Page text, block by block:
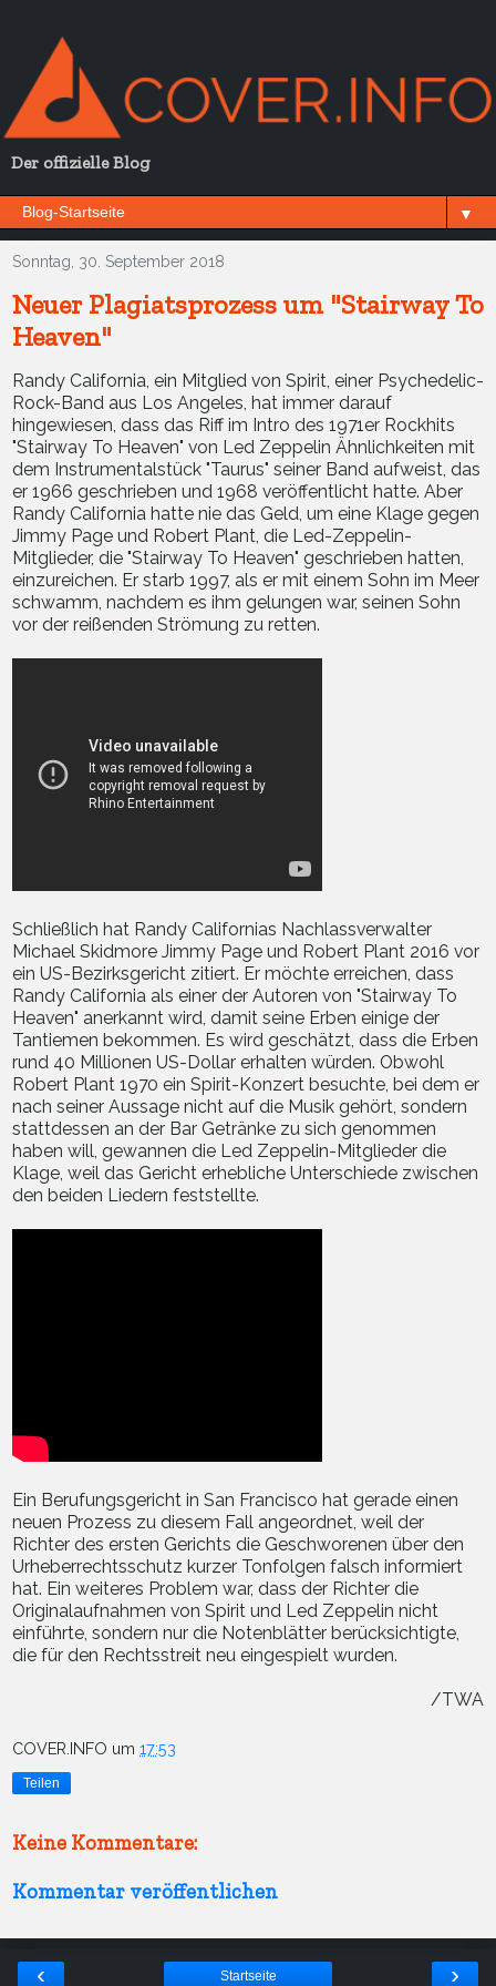
Der offizielle Blog
▼
Sonntag, 30. September 2018
Neuer Plagiatsprozess um "Stairway To
Heaven"
Randy California, ein Mitglied von Spirit, einer Psychedelic-
Rock-Band aus Los Angeles, hat immer darauf
hingewiesen, dass das Riff im Intro des 1971er Rockhits
"Stairway To Heaven" von Led Zeppelin Ähnlichkeiten mit
dem Instrumentalstück "Taurus" seiner Band aufweist, das
er 1966 geschrieben und 1968 veröffentlicht hatte. Aber
Randy California hatte nie das Geld, um eine Klage gegen
Jimmy Page und Robert Plant, die Led-Zeppelin-
Mitglieder, die "Stairway To Heaven" geschrieben hatten,
einzureichen. Er starb 1997, als er mit einem Sohn im Meer
schwamm, nachdem es ihm gelungen war, seinen Sohn
vor der reißenden Strömung zu retten.
Schließlich hat Randy Californias Nachlassverwalter
Michael Skidmore Jimmy Page und Robert Plant 2016 vor
ein US-Bezirksgericht zitiert. Er möchte erreichen, dass
Randy California als einer der Autoren von "Stairway To
Heaven" anerkannt wird, damit seine Erben einige der
Tantiemen bekommen. Es wird geschätzt, dass die Erben
rund 40 Millionen US-Dollar erhalten würden. Obwohl
Robert Plant 1970 ein Spirit-Konzert besuchte, bei dem er
nach seiner Aussage nicht auf die Musik gehört, sondern
stattdessen an der Bar Getränke zu sich genommen
haben will, gewannen die Led Zeppelin-Mitglieder die
Klage, weil das Gericht erhebliche Unterschiede zwischen
den beiden Liedern feststellte.
Ein Berufungsgericht in San Francisco hat gerade einen
neuen Prozess zu diesem Fall angeordnet, weil der
Richter des ersten Gerichts die Geschworenen über den
Urheberrechtsschutz kurzer Tonfolgen falsch informiert
hat. Ein weiteres Problem war, dass der Richter die
Originalaufnahmen von Spirit und Led Zeppelin nicht
einführte, sondern nur die Notenblätter berücksichtigte,
die für den Rechtsstreit neu eingespielt wurden.
/TWA
COVER.INFO um 17:53
Teilen
Keine Kommentare:
Kommentar veröffentlichen
‹ ›
Startseite